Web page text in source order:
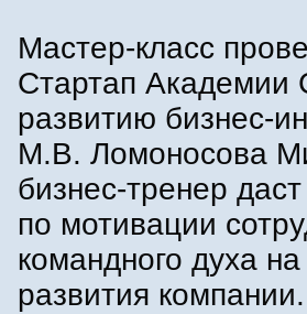
Мастер-класс
Стартап Академии
развитию бизнес-
М.В. Ломоносова
бизнес-тренер
по мотивации
командного духа
развития компании.